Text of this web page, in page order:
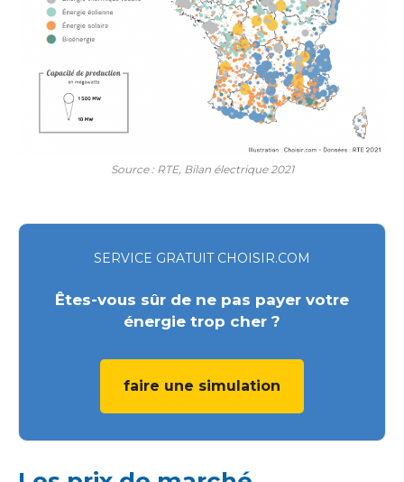
Source : RTE, Bilan électrique 2021
SERVICE GRATUIT CHOISIR.COM
Êtes-vous sûr de ne pas payer votre
énergie trop cher ?
faire une simulation